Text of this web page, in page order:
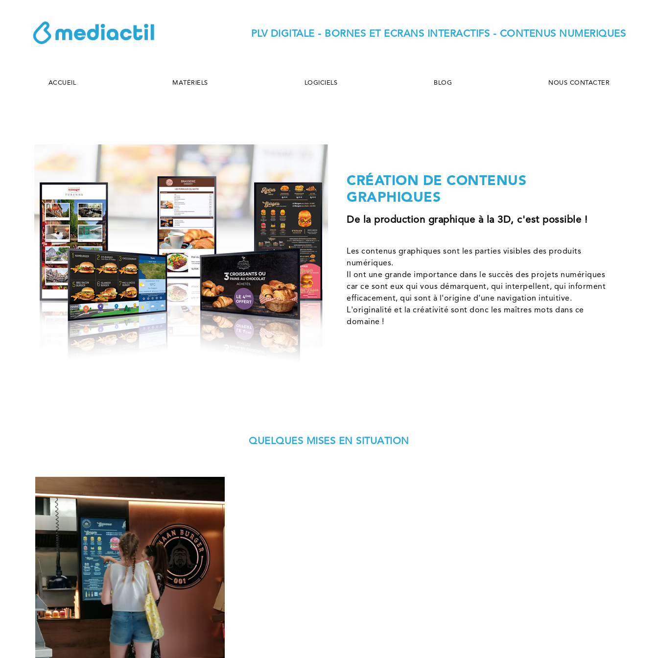
PLV DIGITALE - BORNES ET ECRANS INTERACTIFS - CONTENUS NUMERIQUES
ACCUEIL MATÉRIELS LOGICIELS BLOG NOUS CONTACTER
CRÉATION DE CONTENUS
GRAPHIQUES
De la production graphique à la 3D, c'est possible !
Les contenus graphiques sont les parties visibles des produits
numériques.
Il ont une grande importance dans le succès des projets numériques
car ce sont eux qui vous démarquent, qui interpellent, qui informent
efficacement, qui sont à l'origine d'une navigation intuitive.
L'originalité et la créativité sont donc les maîtres mots dans ce
domaine !
QUELQUES MISES EN SITUATION